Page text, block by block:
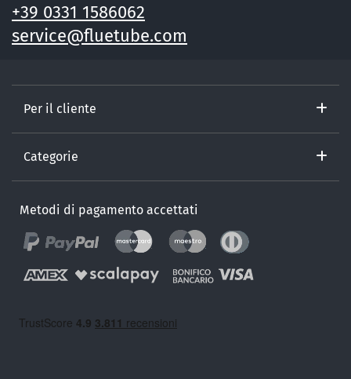
+39 0331 1586062
service@fluetube.com
Per il cliente
Categorie
Metodi di pagamento accettati